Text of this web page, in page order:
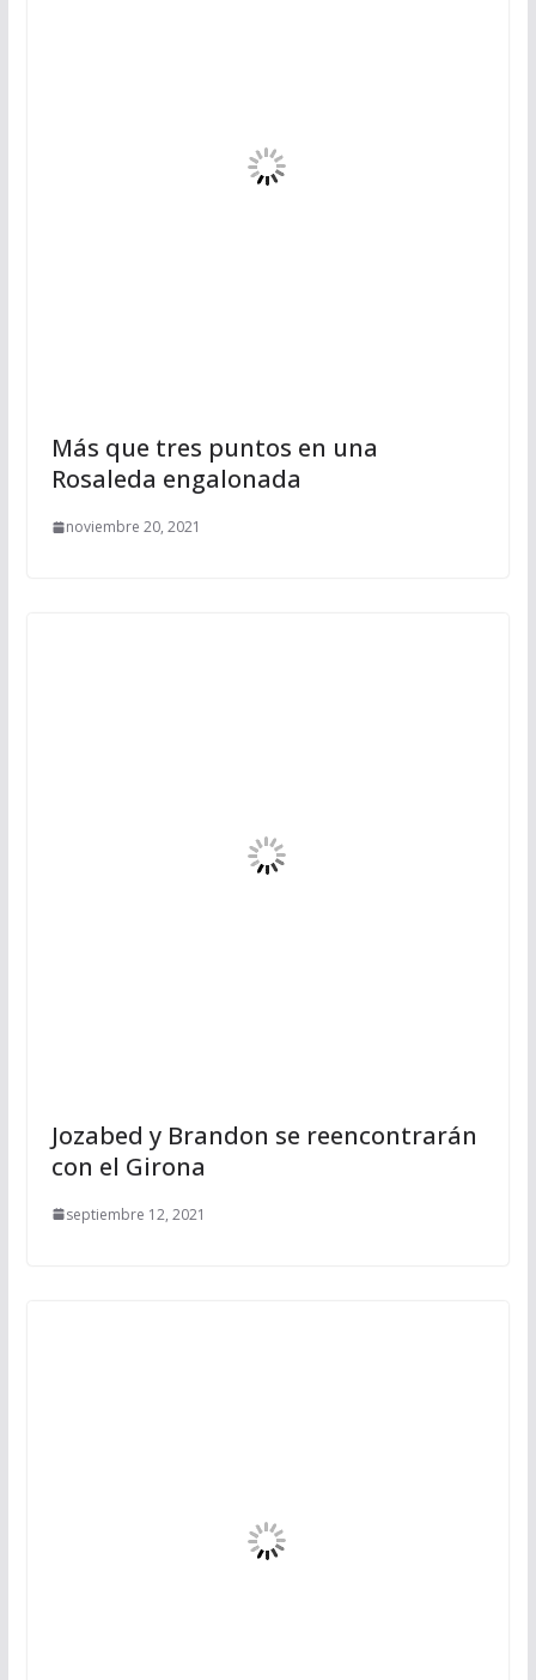
Más que tres puntos en una
Rosaleda engalonada
noviembre 20, 2021
Jozabed y Brandon se reencontrarán
con el Girona
septiembre 12, 2021